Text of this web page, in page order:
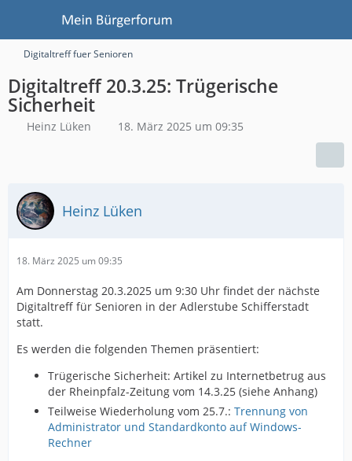
Digitaltreff fuer Senioren
Digitaltreff 20.3.25: Trügerische
Sicherheit
Heinz Lüken 18. März 2025 um 09:35
Heinz Lüken
18. März 2025 um 09:35
Am Donnerstag 20.3.2025 um 9:30 Uhr findet der nächste
Digitaltreff für Senioren in der Adlerstube Schifferstadt
statt.
Es werden die folgenden Themen präsentiert:
Trügerische Sicherheit: Artikel zu Internetbetrug aus
der Rheinpfalz-Zeitung vom 14.3.25 (siehe Anhang)
Teilweise Wiederholung vom 25.7.: Trennung von
Administrator und Standardkonto auf Windows-
Rechner